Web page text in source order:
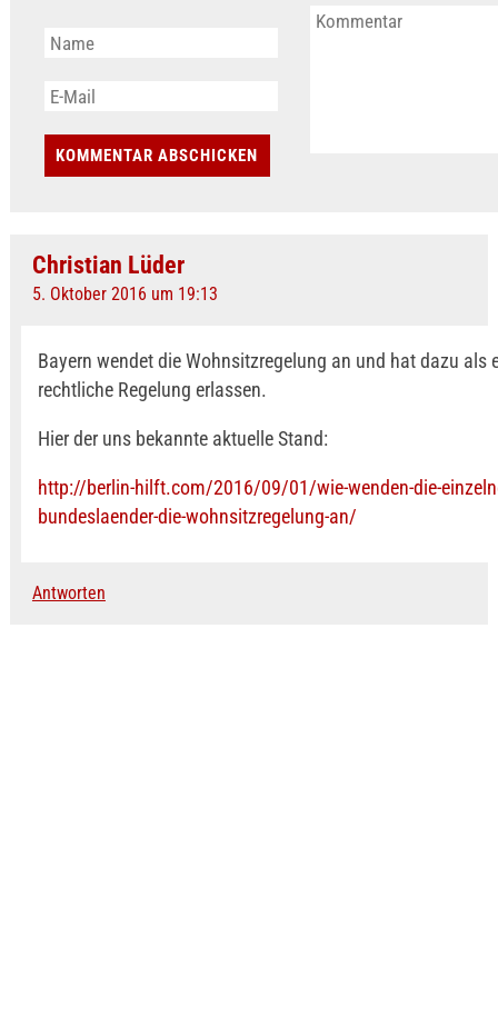
Christian Lüder
5. Oktober 2016 um 19:13
Bayern wendet die Wohnsitzregelung an und hat dazu als
rechtliche Regelung erlassen.
Hier der uns bekannte aktuelle Stand:
http://berlin-hilft.com/2016/09/01/wie-wenden-die-
bundeslaender-die-wohnsitzregelung-an/
Antworten